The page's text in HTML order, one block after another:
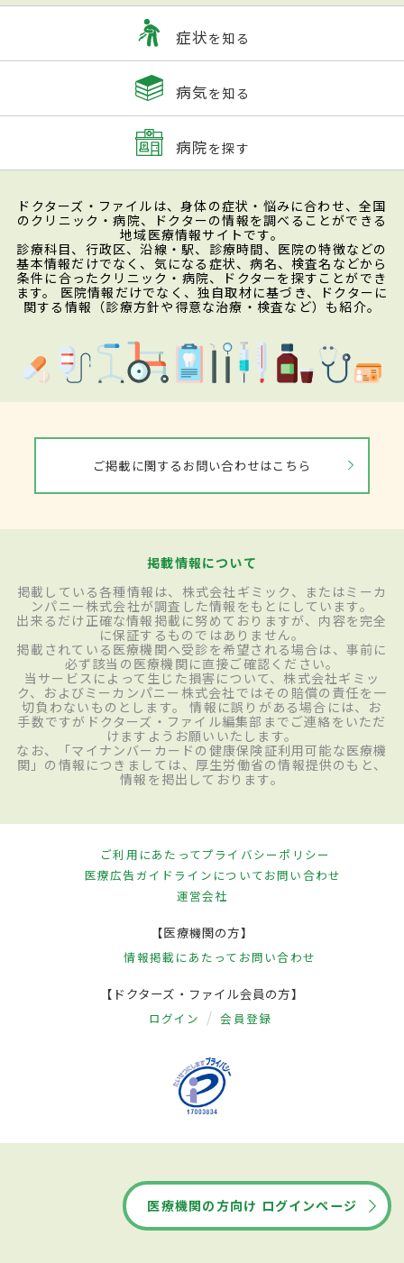
症状を知る
病気を知る
病院を探す
ドクターズ・ファイルは、身体の症状・悩みに合わせ、全国
のクリニック・病院、ドクターの情報を調べることができる
地域医療情報サイトです。
診療科目、行政区、沿線・駅、診療時間、医院の特徴などの
基本情報だけでなく、気になる症状、病名、検査名などから
条件に合ったクリニック・病院、ドクターを探すことができ
ます。 医院情報だけでなく、独自取材に基づき、ドクターに
関する情報（診療方針や得意な治療・検査など）も紹介。
ご掲載に関するお問い合わせはこちら
掲載情報について
掲載している各種情報は、株式会社ギミック、またはミーカ
ンパニー株式会社が調査した情報をもとにしています。
出来るだけ正確な情報掲載に努めておりますが、内容を完全
に保証するものではありません。
掲載されている医療機関へ受診を希望される場合は、事前に
必ず該当の医療機関に直接ご確認ください。
当サービスによって生じた損害について、株式会社ギミッ
ク、およびミーカンパニー株式会社ではその賠償の責任を一
切負わないものとします。 情報に誤りがある場合には、お
手数ですがドクターズ・ファイル編集部までご連絡をいただ
けますようお願いいたします。
なお、「マイナンバーカードの健康保険証利用可能な医療機
関」の情報につきましては、厚生労働省の情報提供のもと、
情報を掲出しております。
ご利用にあたってプライバシーポリシー
医療広告ガイドラインについてお問い合わせ
運営会社
【医療機関の方】
情報掲載にあたって お問い合わせ
【ドクターズ・ファイル会員の方】
ログイン 会員登録
医療機関の方向け ログインページ